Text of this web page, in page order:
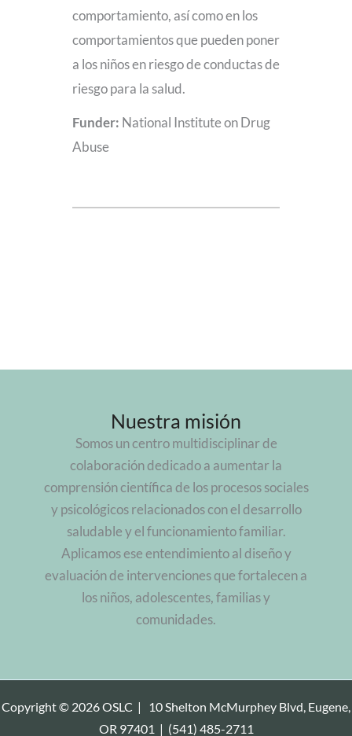
comportamiento, así como en los
comportamientos que pueden poner
a los niños en riesgo de conductas de
riesgo para la salud.
Funder: National Institute on Drug
Abuse
Nuestra misión
Somos un centro multidisciplinar de
colaboración dedicado a aumentar la
comprensión científica de los procesos sociales
y psicológicos relacionados con el desarrollo
saludable y el funcionamiento familiar.
Aplicamos ese entendimiento al diseño y
evaluación de intervenciones que fortalecen a
los niños, adolescentes, familias y
comunidades.
Copyright © 2026 OSLC |
10 Shelton McMurphey Blvd, Eugene,
OR 97401 | (541) 485-2711